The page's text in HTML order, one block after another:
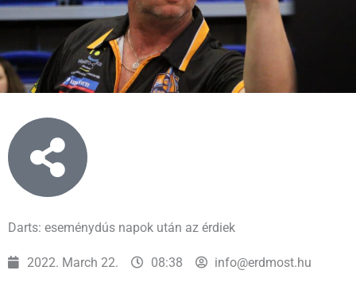
Darts: eseménydús napok után az érdiek
2022. March 22. 08:38 info@erdmost.hu